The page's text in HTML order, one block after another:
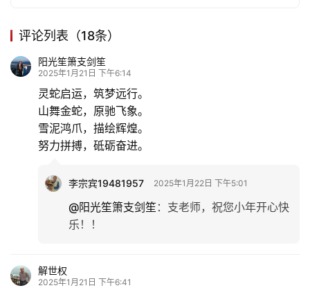
评论列表（18条）
阳光笙箫支剑笙
2025年1月21日 下午6:14
灵蛇启运，筑梦远行。
山舞金蛇，原驰飞象。
雪泥鸿爪，描绘辉煌。
努力拼搏，砥砺奋进。
李宗宾19481957 2025年1月22日 下午5:01
@阳光笙箫支剑笙 ： 支老师，祝您小年开心快
乐！！
解世权
2025年1月21日 下午6:41